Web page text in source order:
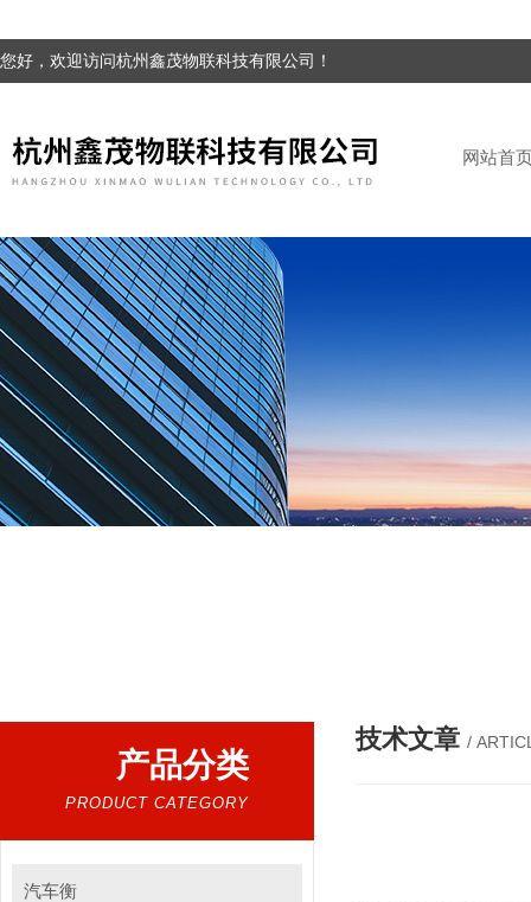
您好，欢迎访问杭州鑫茂物联科技有限公司！
网站首
产品分类
PRODUCT CATEGORY
汽车衡
技术文章 /